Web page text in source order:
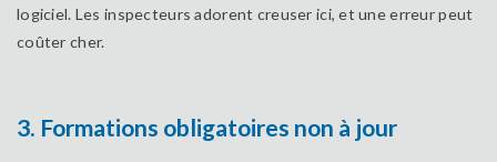
logiciel. Les inspecteurs adorent creuser ici, et une erreur peut
coûter cher.
3. Formations obligatoires non à jour